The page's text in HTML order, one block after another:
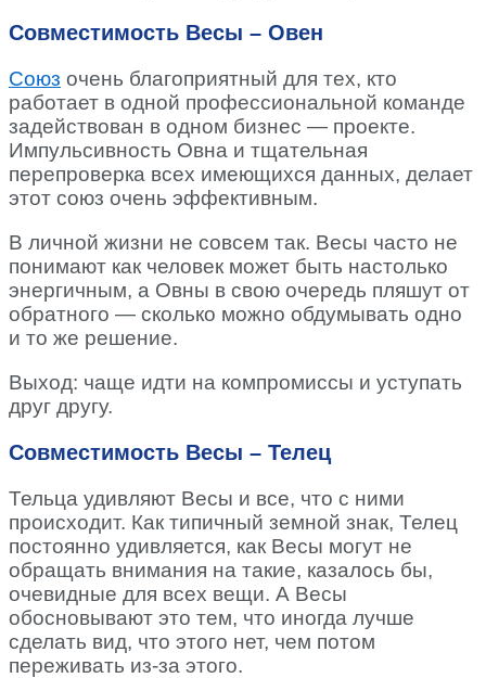
Совместимость Весы – Овен
Союз очень благоприятный для тех, кто
работает в одной профессиональной команде
задействован в одном бизнес — проекте.
Импульсивность Овна и тщательная
перепроверка всех имеющихся данных, делает
этот союз очень эффективным.
В личной жизни не совсем так. Весы часто не
понимают как человек может быть настолько
энергичным, а Овны в свою очередь пляшут от
обратного — сколько можно обдумывать одно
и то же решение.
Выход: чаще идти на компромиссы и уступать
друг другу.
Совместимость Весы – Телец
Тельца удивляют Весы и все, что с ними
происходит. Как типичный земной знак, Телец
постоянно удивляется, как Весы могут не
обращать внимания на такие, казалось бы,
очевидные для всех вещи. А Весы
обосновывают это тем, что иногда лучше
сделать вид, что этого нет, чем потом
переживать из-за этого.